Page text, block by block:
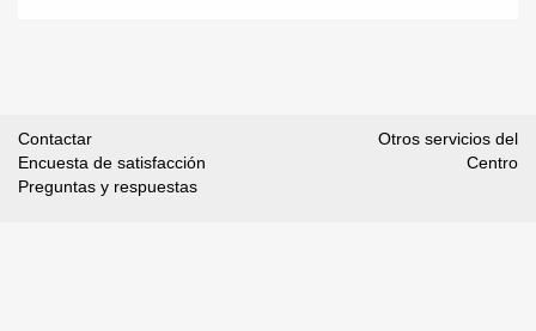
Contactar
Encuesta de satisfacción
Preguntas y respuestas
Otros servicios del
Centro